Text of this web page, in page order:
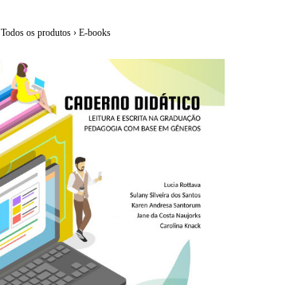
Todos os produtos › E-books